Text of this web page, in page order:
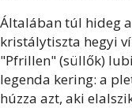
Általában túl hideg
kristálytiszta hegyi
"Pfrillen" (süllők)
legenda kering: a
húzza azt, aki